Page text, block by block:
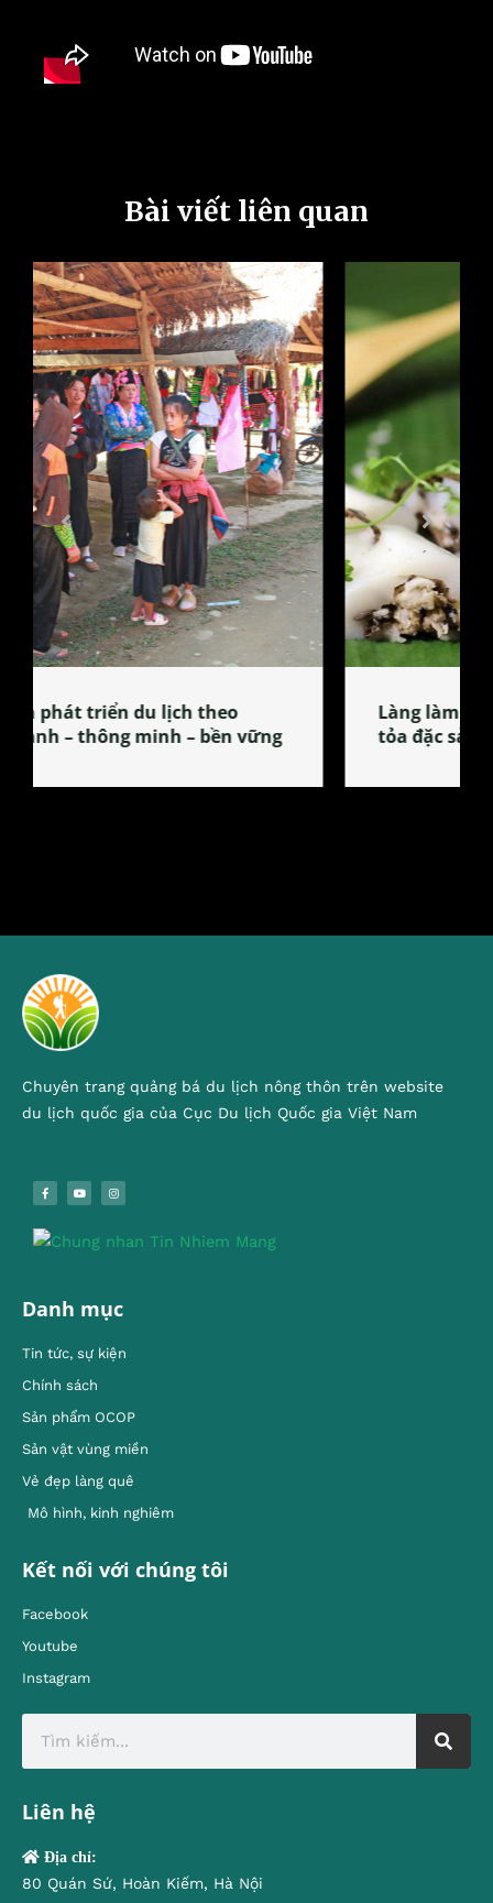
Bài viết liên quan
Làng làm bánh tẻ Phú Nhi – nơi lan
tỏa đặc sản xứ Đoài
Chuyên trang quảng bá du lịch nông thôn trên website
du lịch quốc gia của Cục Du lịch Quốc gia Việt Nam
Danh mục
Tin tức, sự kiện
Chính sách
Sản phẩm OCOP
Sản vật vùng miền
Vẻ đẹp làng quê
Mô hình, kinh nghiêm
Kết nối với chúng tôi
Facebook
Youtube
Instagram
Liên hệ
Địa chỉ:
80 Quán Sứ, Hoàn Kiếm, Hà Nội